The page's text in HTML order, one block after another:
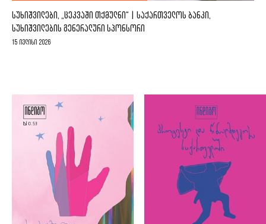
ᲡᲣᲮᲘᲨᲕᲘᲚᲔᲑᲘ, „ᲪᲔᲙᲕᲐᲨᲘ ᲗᲥᲛᲣᲚᲜᲘ“ | ᲡᲐᲥᲐᲠᲗᲕᲔᲚᲝᲡ ᲑᲐᲜᲙᲘ,
ᲡᲣᲮᲘᲨᲕᲘᲚᲔᲑᲘᲡ ᲒᲔᲜᲔᲠᲐᲚᲣᲠᲘ ᲡᲞᲝᲜᲡᲝᲠᲘ
15 ივლისი 2026